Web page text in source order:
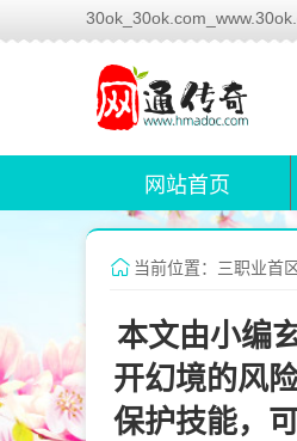
网站首页
当前位置：三职业首
本文由小编
开幻境的风
保护技能，